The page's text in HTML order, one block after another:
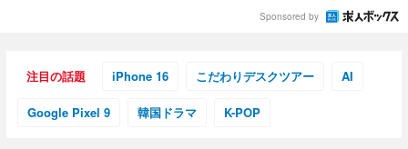
Sponsored by
注目の話題 iPhone 16 こだわりデスクツアー AI
Google Pixel 9 韓国ドラマ K-POP